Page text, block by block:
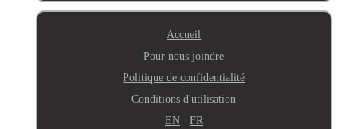
Accueil
Pour nous joindre
Politique de confidentialité
Conditions d'utilisation
EN
FR